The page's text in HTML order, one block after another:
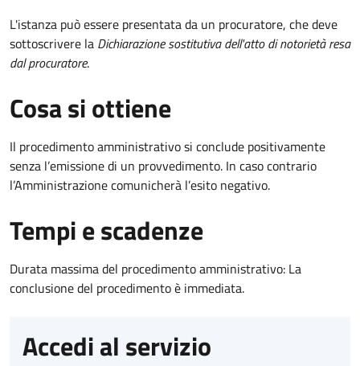
L'istanza può essere presentata da un procuratore, che deve
sottoscrivere la Dichiarazione sostitutiva dell'atto di notorietà resa
dal procuratore.
Cosa si ottiene
Il procedimento amministrativo si conclude positivamente
senza l’emissione di un provvedimento. In caso contrario
l’Amministrazione comunicherà l’esito negativo.
Tempi e scadenze
Durata massima del procedimento amministrativo: La
conclusione del procedimento è immediata.
Accedi al servizio